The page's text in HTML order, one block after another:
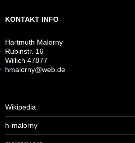
KONTAKT INFO
Hartmuth Malorny
Rubinstr. 16
Willich 47877
hmalorny@web.de
Wikipedia
h-malorny